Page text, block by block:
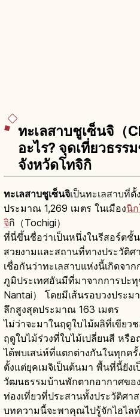
ทะเลสาบชูเซ็นจิ（
อะไร? จุดเที่ยวธร
จังหวัดโทจิกิ
ทะเลสาบชูเซ็นจิเป็นทะเลสาบที่
ประมาณ 1,269 เมตร ในเมืองนิ
จิกิ（Tochigi）
ที่นี่ขึ้นชื่อว่าเป็นหนึ่งในรีสอร์ตชั้
สวยงามและสถานที่ทางประวัติศ
เชื่อกันว่าทะเลสาบแห่งนี้เกิดจา
ภูมิประเทศอันมีที่มาจากการปะ
Nantai） โดยมีเส้นรอบวงประ
ลึกสูงสุดประมาณ 163 เมตร
ไม่ว่าจะมาในฤดูใบไม้ผลิที่เขียว
ฤดูใบไม้ร่วงที่ใบไม้เปลี่ยนสี ห
ได้พบเสน่ห์ที่แตกต่างกันในทุกครั้
ตั้งแต่ยุคเมจิเป็นต้นมา พื้นที่นี้ยัง
วัฒนธรรมบ้านพักตากอากาศขอ
ท่องเที่ยวที่ประสานทั้งประวัติศา
บทความนี้จะพาคุณไปรู้จักไฮไล